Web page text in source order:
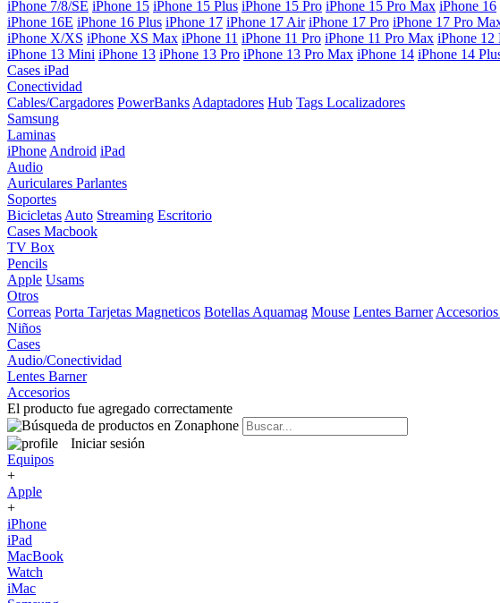
iPhone 7/8/SE iPhone 15 iPhone 15 Plus iPhone 15 Pro iPhone 15 Pro Max iPhone 16
iPhone 16E iPhone 16 Plus iPhone 17 iPhone 17 Air iPhone 17 Pro iPhone 17 Pro
iPhone X/XS iPhone XS Max iPhone 11 iPhone 11 Pro iPhone 11 Pro Max iPhone 12
iPhone 13 Mini iPhone 13 iPhone 13 Pro iPhone 13 Pro Max iPhone 14 iPhone 14
Cases iPad
Conectividad
Cables/Cargadores PowerBanks Adaptadores Hub Tags Localizadores
Samsung
Laminas
iPhone Android iPad
Audio
Auriculares Parlantes
Soportes
Bicicletas Auto Streaming Escritorio
Cases Macbook
TV Box
Pencils
Apple Usams
Otros
Correas Porta Tarjetas Magneticos Botellas Aquamag Mouse Lentes Barner
Niños
Cases
Audio/Conectividad
Lentes Barner
Accesorios
El producto fue agregado correctamente
Iniciar sesión
Equipos
+
Apple
+
iPhone
iPad
MacBook
Watch
iMac